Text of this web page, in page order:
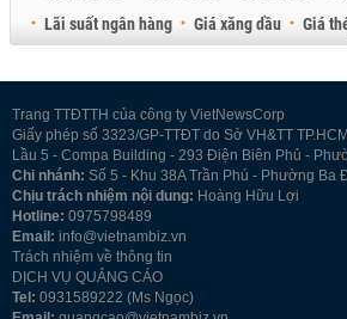
Lãi suất ngân hàng
Giá xăng dầu
Giá
Trang TTĐTTH của công ty VietNewsCorp
Giấy phép số 3323/GP-TTĐT do Sở VH&TT
Lầu 5 - Compa Building - 293 Điện Biên Phủ -
Chi nhánh: Số 5 - Khu 38A Trần Phú - Phường Ba
Chịu trách nhiệm nội dung: Hoàng Hữu Lợi
Hotline: 0975798489
Email: info@vietnambiz.vn
Trách nhiệm về thông tin
DỊCH VỤ QUẢNG CÁO
Tel: 0931589222 (Ms Ngọc)